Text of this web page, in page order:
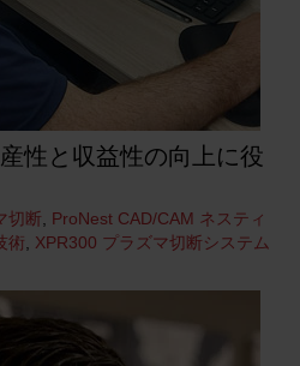
性と収益性の向上に役
切断, ProNest CAD/CAM ネスティ
術, XPR300 プラズマ切断システム